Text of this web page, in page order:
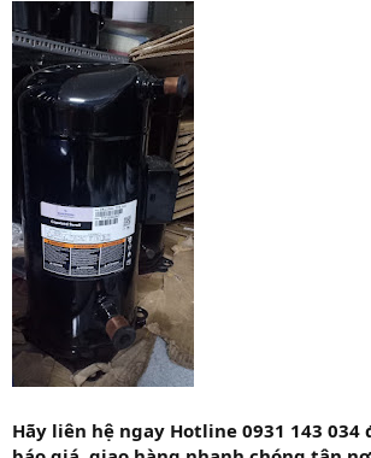
Hãy liên hệ ngay Hotline 0931 143